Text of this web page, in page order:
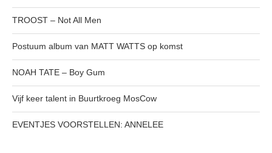
TROOST – Not All Men
Postuum album van MATT WATTS op komst
NOAH TATE – Boy Gum
Vijf keer talent in Buurtkroeg MosCow
EVENTJES VOORSTELLEN: ANNELEE